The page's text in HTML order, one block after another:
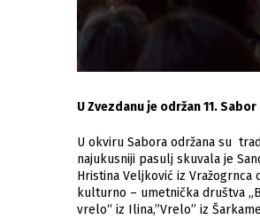
U Zvezdanu je održan 11.
U okviru Sabora održana su
najukusniji pasulj skuvala je
Hristina Veljković iz
kulturno – umetnička društva
vrelo“ iz Ilina,”Vrelo” iz